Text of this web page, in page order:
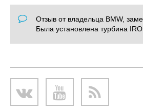
Отзыв от владельца BMW,
Была установлена турбина